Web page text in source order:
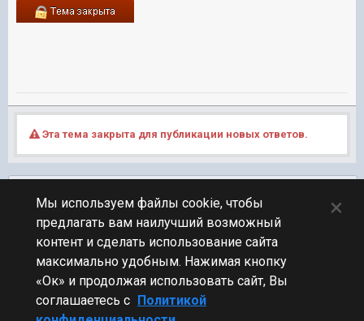
Эта тема закрыта для публикации новых ответов.
ПЕРЕЙТИ К СПИСКУ ТЕМ
Финансовые вопросы
Мы используем файлы cookie, чтобы
предлагать вам наилучший возможный
контент и сделать использование сайта
максимально удобным. Нажимая кнопку
«Ок» и продолжая использовать сайт, Вы
соглашаетесь с Политикой
×